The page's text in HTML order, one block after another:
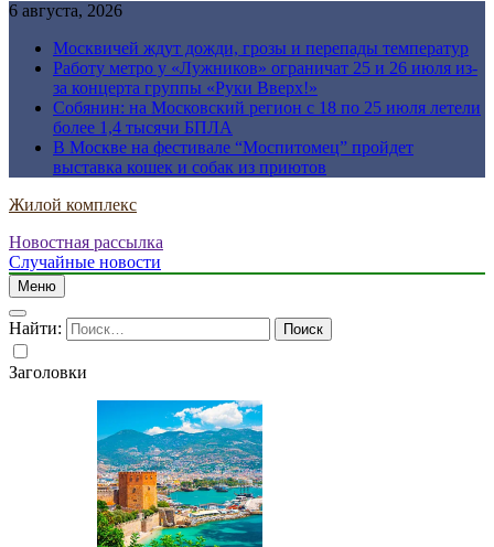
6 августа, 2026
Москвичей ждут дожди, грозы и перепады температур
Работу метро у «Лужников» ограничат 25 и 26 июля из-
за концерта группы «Руки Вверх!»
Собянин: на Московский регион с 18 по 25 июля летели
более 1,4 тысячи БПЛА
В Москве на фестивале “Моспитомец” пройдет
выставка кошек и собак из приютов
Жилой комплекс
Новостная рассылка
Случайные новости
Меню
Найти:
Заголовки